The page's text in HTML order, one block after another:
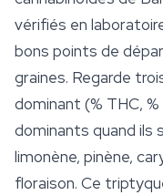
vérifiés en
bons points de
graines. Regarde
dominant (% THC,
dominants quand ils
limonène, pinène,
floraison. Ce